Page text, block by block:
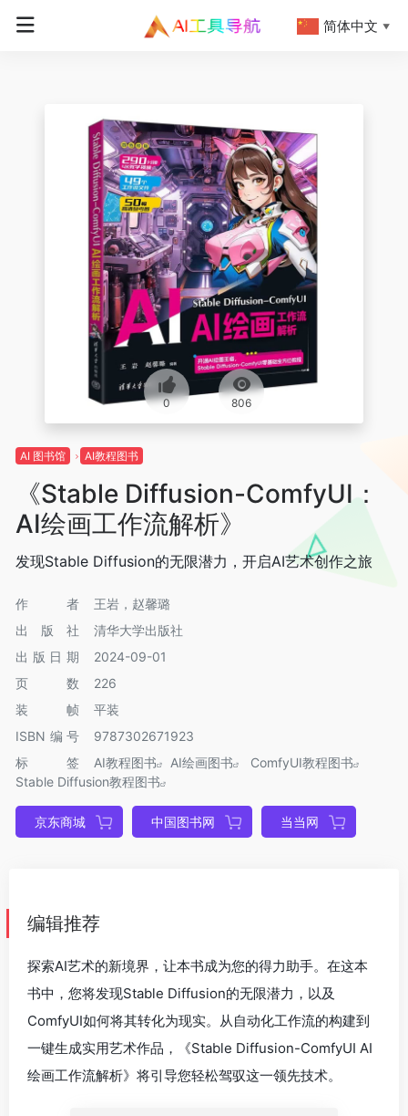
0 806
AI 图书馆 AI教程图书
《Stable Diffusion-ComfyUI：
AI绘画工作流解析》
发现Stable Diffusion的无限潜力，开启AI艺术创作之旅
作者
王岩，赵馨璐
出版社
清华大学出版社
出版日期
2024-09-01
页数
226
装帧
平装
ISBN编号
9787302671923
标签
AI教程图书 AI绘画图书
ComfyUI教程图书
Stable Diffusion教程图书
京东商城 中国图书网 当当网
编辑推荐
探索AI艺术的新境界，让本书成为您的得力助手。在这本
书中，您将发现Stable Diffusion的无限潜力，以及
ComfyUI如何将其转化为现实。从自动化工作流的构建到
一键生成实用艺术作品，《Stable Diffusion-ComfyUI AI
绘画工作流解析》将引导您轻松驾驭这一领先技术。
简体中文 ▼